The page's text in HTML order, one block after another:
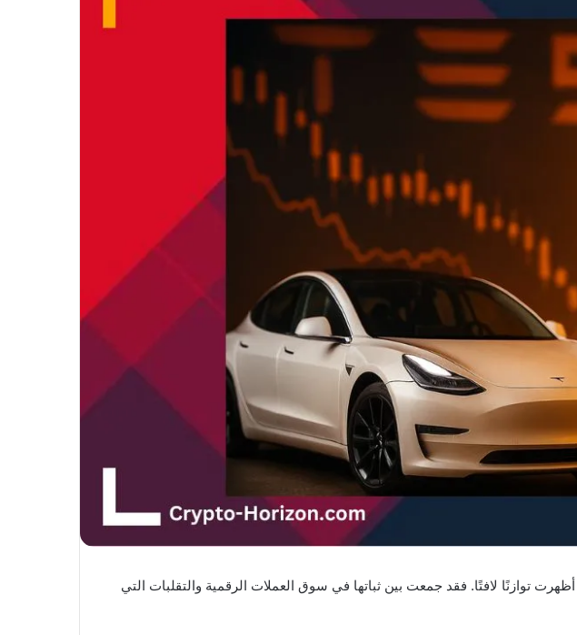
واجهتها تسلا في نتائجها المالية للربع الأول من عام 2025، فإن الشركة أظهرت توازنًا لافتًا. فقد جمعت بين ثباتها في سوق العملات الرقمية والتقلبات التي